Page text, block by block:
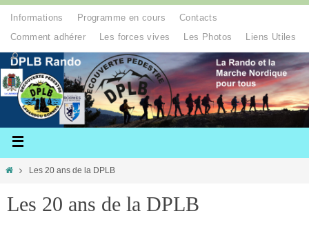
Informations Programme en cours
Contacts
Comment adhérer
Les forces vives Les Photos Liens Utiles
Les 20 ans de la DPLB
Les 20 ans de la DPLB